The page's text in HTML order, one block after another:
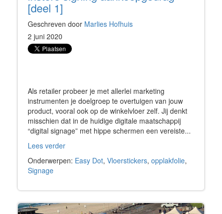
[deel 1]
Geschreven door Marlies Hofhuis
2 juni 2020
Als retailer probeer je met allerlei marketing
instrumenten je doelgroep te overtuigen van jouw
product, vooral ook op de winkelvloer zelf. Jij denkt
misschien dat in de huidige digitale maatschappij
“digital signage” met hippe schermen een vereiste...
Lees verder
Onderwerpen: Easy Dot, Vloerstickers, opplakfolie,
Signage